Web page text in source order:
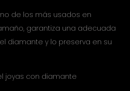
de los más usados en
garantiza una adecuada
diamante y lo preserva en su